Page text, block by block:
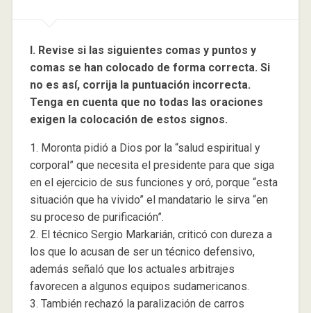
I. Revise si las siguientes comas y puntos y
comas se han colocado de forma correcta. Si
no es así, corrija la puntuación incorrecta.
Tenga en cuenta que no todas las oraciones
exigen la colocación de estos signos.
1. Moronta pidió a Dios por la “salud espiritual y
corporal” que necesita el presidente para que siga
en el ejercicio de sus funciones y oró, porque “esta
situación que ha vivido” el mandatario le sirva “en
su proceso de purificación”.
2. El técnico Sergio Markarián, criticó con dureza a
los que lo acusan de ser un técnico defensivo,
además señaló que los actuales arbitrajes
favorecen a algunos equipos sudamericanos.
3. También rechazó la paralización de carros